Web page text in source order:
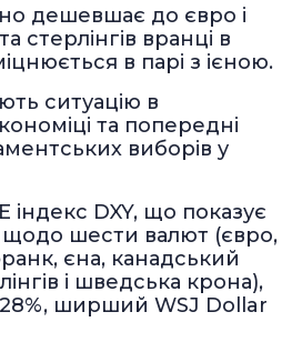
дешевшає до євро і
стерлінгів вранці в
в парі з ієною.
ситуацію в
та попередні
виборів у
індекс DXY, що показує
щодо шести валют (євро,
єна, канадський
і шведська крона),
ширший WSJ Dollar